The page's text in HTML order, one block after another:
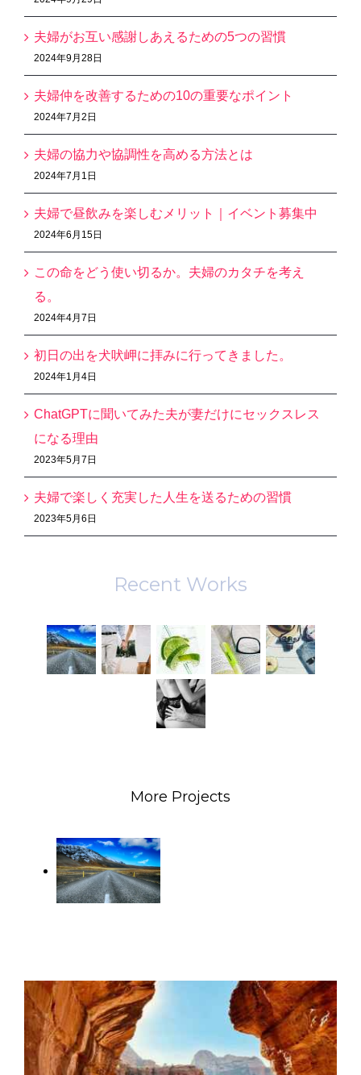
夫婦がお互い感謝しあえるための5つの習慣
2024年9月28日
夫婦仲を改善するための10の重要なポイント
2024年7月2日
夫婦の協力や協調性を高める方法とは
2024年7月1日
夫婦で昼飲みを楽しむメリット｜イベント募集中
2024年6月15日
この命をどう使い切るか。夫婦のカタチを考え
る。
2024年4月7日
初日の出を犬吠岬に拝みに行ってきました。
2024年1月4日
ChatGPTに聞いてみた夫が妻だけにセックスレス
になる理由
2023年5月7日
夫婦で楽しく充実した人生を送るための習慣
2023年5月6日
Recent Works
More Projects
Self
enlightenment
Charging
time
Write a